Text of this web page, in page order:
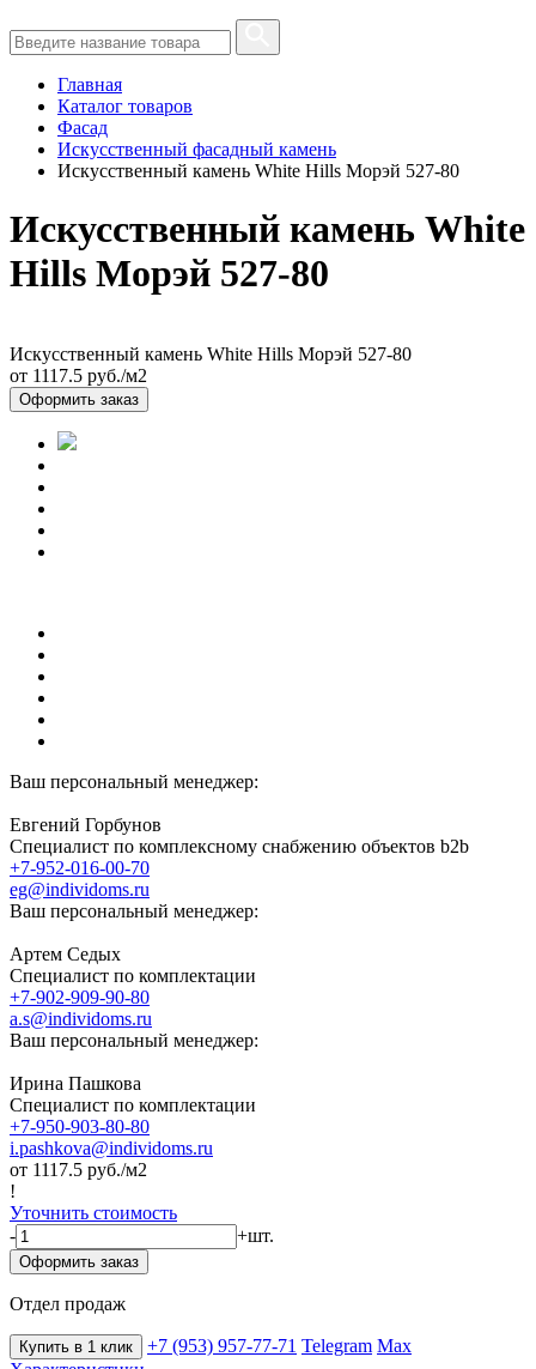
Главная
Каталог товаров
Фасад
Искусственный фасадный камень
Искусственный камень White Hills Морэй 527-80
Искусственный камень White
Hills Морэй 527-80
Искусственный камень White Hills Морэй 527-80
от 1117.5 руб./м2
Оформить заказ
Ваш персональный менеджер:
Евгений Горбунов
Специалист по комплексному снабжению объектов b2b
+7-952-016-00-70
eg@individoms.ru
Ваш персональный менеджер:
Артем Седых
Специалист по комплектации
+7-902-909-90-80
a.s@individoms.ru
Ваш персональный менеджер:
Ирина Пашкова
Специалист по комплектации
+7-950-903-80-80
i.pashkova@individoms.ru
от 1117.5 руб./м2
!
Уточнить стоимость
-
+шт.
Оформить заказ
Отдел продаж
Купить в 1 клик +7 (953) 957-77-71 Telegram Max